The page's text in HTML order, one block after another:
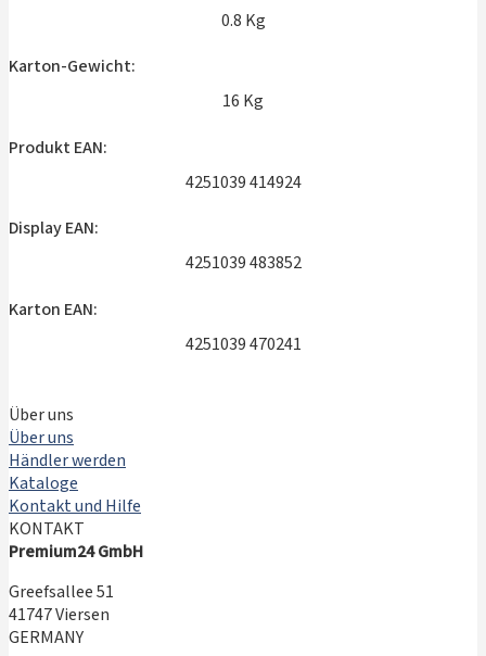
0.8 Kg
Karton-Gewicht:
16 Kg
Produkt EAN:
4251039 414924
Display EAN:
4251039 483852
Karton EAN:
4251039 470241
Über uns
Über uns
Händler werden
Kataloge
Kontakt und Hilfe
KONTAKT
Premium24 GmbH
Greefsallee 51
41747 Viersen
GERMANY